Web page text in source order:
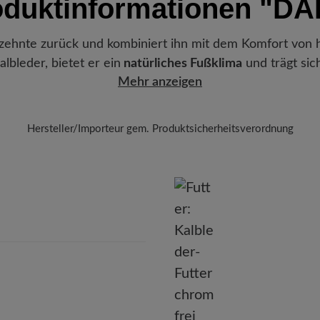
Dämpfung und höchsten
Sobald die Schuhe
Zum Abschluss
dabei einen Abstand von
Sendungsnummer können
zurück und kombiniert ihn mit dem Komfort von
bietet er ein natürliches Fußklima und trägt
Mehr anzeigen
Hersteller/Importeur gem. Produktsicherheitsverordnung
Str. 15/1, 74321 Bietigheim-Bissingen,
kundenbetreuung@baer-schuhe.ch
Telefon: 0800 88 62 63